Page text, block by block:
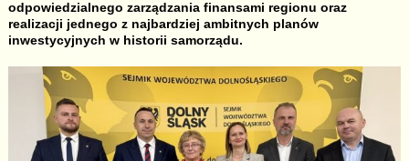
odpowiedzialnego zarządzania finansami regionu oraz
realizacji jednego z najbardziej ambitnych planów
inwestycyjnych w historii samorządu.